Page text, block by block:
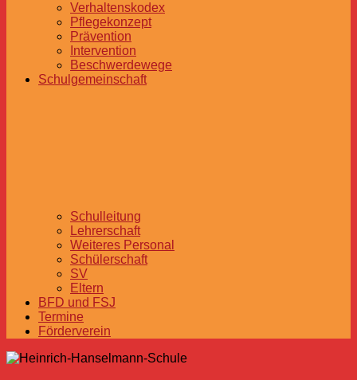
Verhaltenskodex
Pflegekonzept
Prävention
Intervention
Beschwerdewege
Schulgemeinschaft
Schulleitung
Lehrerschaft
Weiteres Personal
Schülerschaft
SV
Eltern
BFD und FSJ
Termine
Förderverein